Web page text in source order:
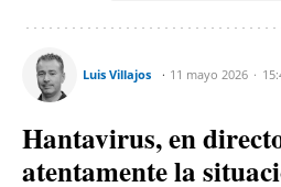
Luis Villajos 11 mayo 2026
Hantavirus, en
atentamente la